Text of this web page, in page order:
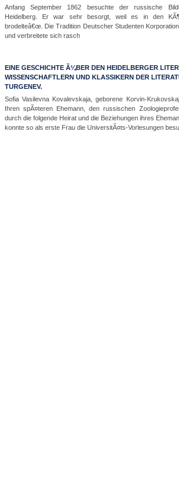
Anfang September 1862 besuchte der russische
Heidelberg. Er war sehr besorgt, weil es in den
brodelteâ€œ. Die Tradition Deutscher Studenten
und verbreitete sich rasch
EINE GESCHICHTE Ã¼BER DEN HEIDELBERGER
WISSENSCHAFTLERN UND KLASSIKERN DER
TURGENEV.
Sofia Vasilevna Kovalevskaja, geborene Korvin-
Ihren spÃ¤teren Ehemann, den russischen
durch die folgende Heirat und die Beziehungen ihres
konnte so als erste Frau die UniversitÃ¤ts-Vorlesungen